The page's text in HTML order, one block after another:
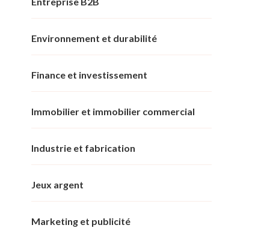
Environnement et durabilité
Finance et investissement
Immobilier et immobilier commercial
Industrie et fabrication
Jeux argent
Marketing et publicité